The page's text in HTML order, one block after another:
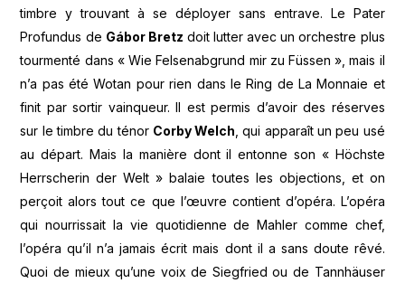
timbre y trouvant à se déployer sans entrave. Le Pater
Profundus de Gábor Bretz doit lutter avec un orchestre plus
tourmenté dans « Wie Felsenabgrund mir zu Füssen », mais il
n’a pas été Wotan pour rien dans le Ring de La Monnaie et
finit par sortir vainqueur. Il est permis d’avoir des réserves
sur le timbre du ténor Corby Welch , qui apparaît un peu usé
au départ. Mais la manière dont il entonne son « Höchste
Herrscherin der Welt » balaie toutes les objections, et on
perçoit alors tout ce que l’œuvre contient d’opéra. L’opéra
qui nourrissait la vie quotidienne de Mahler comme chef,
l’opéra qu’il n’a jamais écrit mais dont il a sans doute rêvé.
Quoi de mieux qu’une voix de Siegfried ou de Tannhäuser